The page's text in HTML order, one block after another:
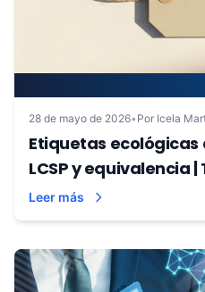
28 de mayo de 2026• Por Icela
Etiquetas ecológicas
LCSP y equivalencia |
Leer más